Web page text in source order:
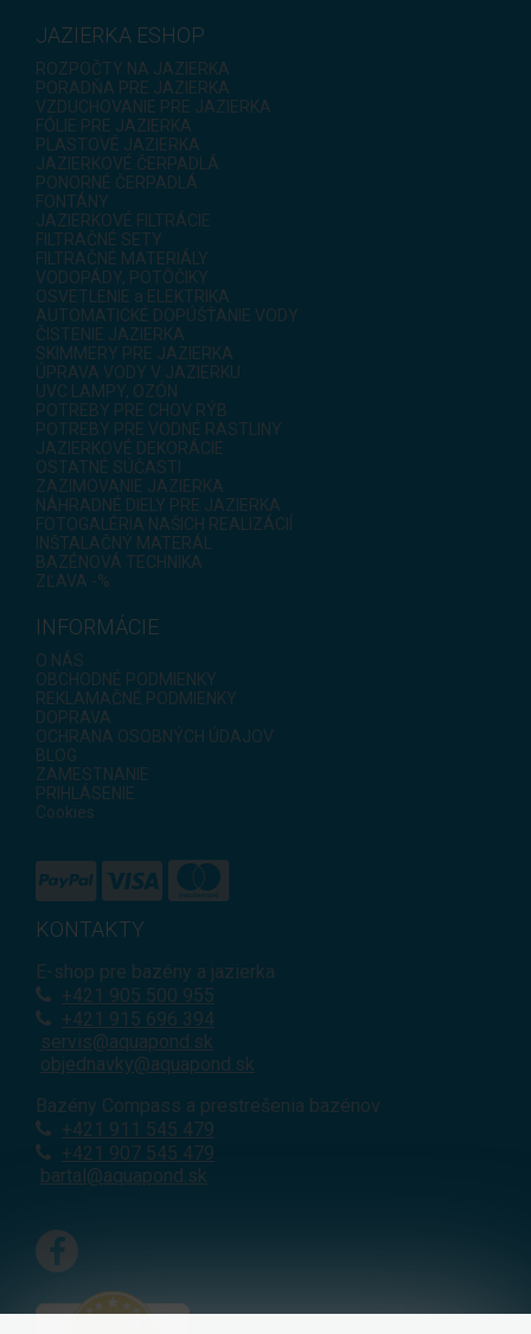
JAZIERKA ESHOP
ROZPOČTY NA JAZIERKA
PORADŇA PRE JAZIERKA
VZDUCHOVANIE PRE JAZIERKA
FÓLIE PRE JAZIERKA
PLASTOVÉ JAZIERKA
JAZIERKOVÉ ČERPADLÁ
PONORNÉ ČERPADLÁ
FONTÁNY
JAZIERKOVÉ FILTRÁCIE
FILTRAČNÉ SETY
FILTRAČNÉ MATERIÁLY
VODOPÁDY, POTÔČIKY
OSVETLENIE a ELEKTRIKA
AUTOMATICKÉ DOPÚŠŤANIE VODY
ČISTENIE JAZIERKA
SKIMMERY PRE JAZIERKA
ÚPRAVA VODY V JAZIERKU
UVC LAMPY, OZÓN
POTREBY PRE CHOV RÝB
POTREBY PRE VODNÉ RASTLINY
JAZIERKOVÉ DEKORÁCIE
OSTATNÉ SÚČASTI
ZAZIMOVANIE JAZIERKA
NÁHRADNÉ DIELY PRE JAZIERKA
FOTOGALÉRIA NAŠICH REALIZÁCIÍ
INŠTALAČNÝ MATERÁL
BAZÉNOVÁ TECHNIKA
ZĽAVA -%
INFORMÁCIE
O NÁS
OBCHODNÉ PODMIENKY
REKLAMAČNÉ PODMIENKY
DOPRAVA
OCHRANA OSOBNÝCH ÚDAJOV
BLOG
ZAMESTNANIE
PRIHLÁSENIE
Cookies
KONTAKTY
E-shop pre bazény a jazierka
+421 905 500 955
+421 915 696 394
servis@aquapond.sk
objednavky@aquapond.sk
Bazény Compass a prestrešenia bazénov
+421 911 545 479
+421 907 545 479
bartal@aquapond.sk